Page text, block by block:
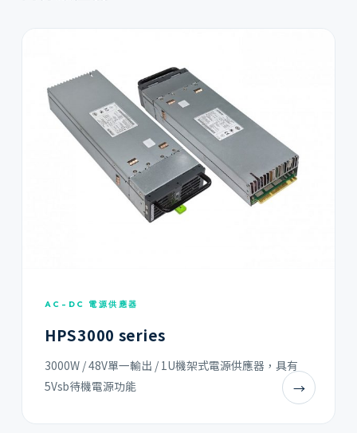
AC-DC 電源供應器
HPS3000 series
3000W / 48V單一輸出 / 1U機架式電源供應器，具有
5Vsb待機電源功能
→